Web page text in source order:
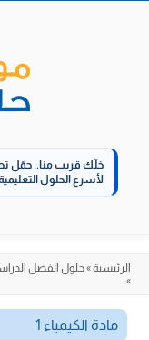
خلّك قريب منا.. حمّل
لأسرع الحلول
الرئيسية»حلول الفصل
»
مادة الكيمياء 1